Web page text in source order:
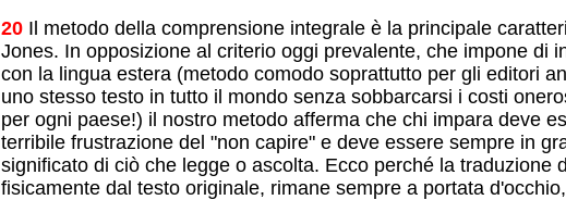
20 Il metodo della comprensione integrale è la principale
Jones. In opposizione al criterio oggi prevalente, che impone di
con la lingua estera (metodo comodo soprattutto per gli editori
uno stesso testo in tutto il mondo senza sobbarcarsi i costi
per ogni paese!) il nostro metodo afferma che chi impara deve
terribile frustrazione del "non capire" e deve essere sempre in
significato di ciò che legge o ascolta. Ecco perché la traduzione
fisicamente dal testo originale, rimane sempre a portata